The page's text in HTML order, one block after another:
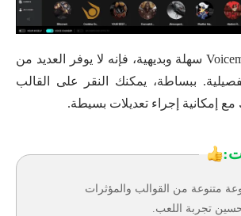
نظرًا لأن واجهة Voicemod سهلة وبديهية، فإنه لا يوفر العديد من
ببساطة، يمكنك النقر على القالب
إمكانية إجراء تعديلات بسيطة.
متنوعة من القوالب والمؤثرات
تجربة اللعب.